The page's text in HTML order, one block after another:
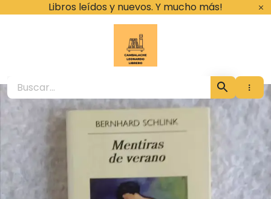
Libros leídos y nuevos. Y mucho más!
Cambalache